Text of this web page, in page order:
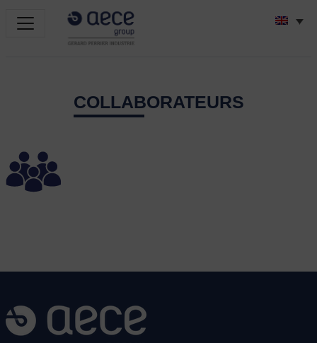
COLLABORATEURS